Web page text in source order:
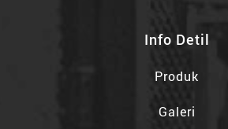
Info Detil
Produk
Galeri